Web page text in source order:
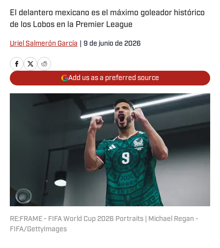
El delantero mexicano es el máximo goleador histórico
de los Lobos en la Premier League
Uriel Salmerón García 9 de junio de 2026
Add us as a preferred source
RE:FRAME - FIFA World Cup 2026 Portraits | Michael Regan -
FIFA/GettyImages